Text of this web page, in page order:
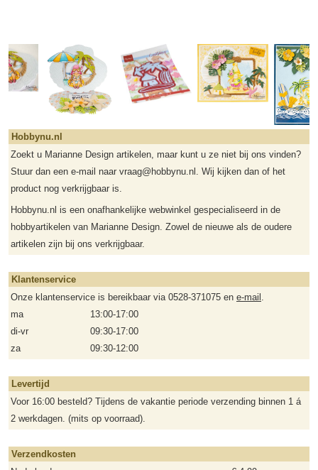
Hobbynu.nl
Zoekt u Marianne Design artikelen, maar kunt u ze niet bij ons vinden?
Stuur dan een e-mail naar vraag@hobbynu.nl. Wij kijken dan of het
product nog verkrijgbaar is.
Hobbynu.nl is een onafhankelijke webwinkel gespecialiseerd in de
hobbyartikelen van Marianne Design. Zowel de nieuwe als de oudere
artikelen zijn bij ons verkrijgbaar.
Klantenservice
Onze klantenservice is bereikbaar via 0528-371075 en e-mail
ma
13:00-17:00
di-vr
09:30-17:00
za
09:30-12:00
Levertijd
Voor 16:00 besteld? Tijdens de vakantie periode verzending binnen 1 á
2 werkdagen. (mits op voorraad).
Verzendkosten